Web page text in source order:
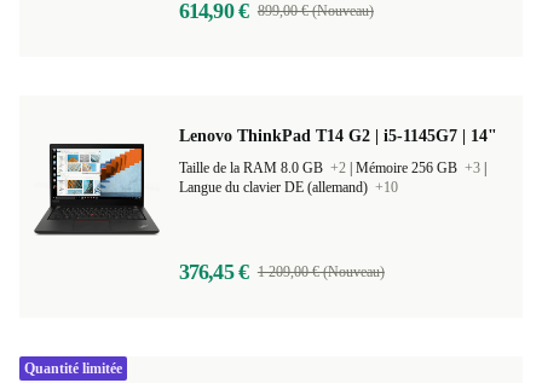
614,90 € 899,00 € (Nouveau)
Lenovo ThinkPad T14 G2 | i5-1145G7 | 14"
Taille de la RAM 8.0 GB +2 Mémoire 256 GB +3
Langue du clavier DE (allemand) +10
376,45 € 1 209,00 € (Nouveau)
Quantité limitée